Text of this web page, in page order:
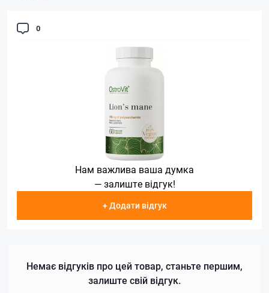
0
Нам важлива ваша думка
— залиште відгук!
+ Додати відгук
Немає відгуків про цей товар, станьте першим,
залиште свій відгук.